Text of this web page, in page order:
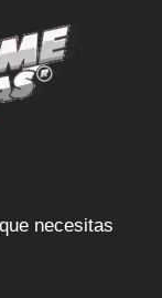
necesitas